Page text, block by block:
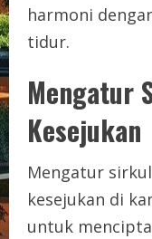
harmoni
tidur.
Mengatur
Kesejukan
Mengatur
kesejukan di
untuk